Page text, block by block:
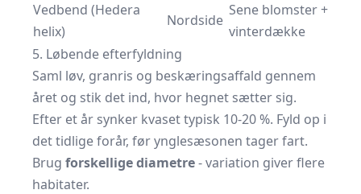
Vedbend (Hedera
helix)
Nordside
Sene blomster +
vinterdække
5. Løbende efterfyldning
Saml løv, granris og beskæringsaffald gennem
året og stik det ind, hvor hegnet sætter sig.
Efter et år synker kvaset typisk 10-20 %. Fyld op i
det tidlige forår, før ynglesæsonen tager fart.
Brug forskellige diametre- variation giver flere
habitater.